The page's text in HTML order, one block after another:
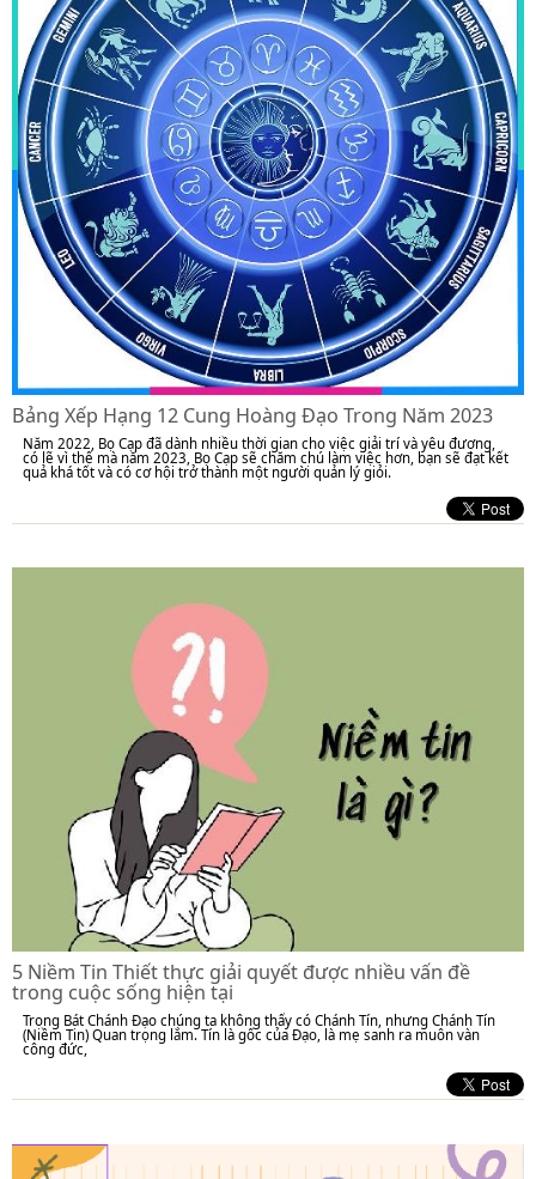
Bảng Xếp Hạng 12 Cung Hoàng Đạo Trong Năm 2023
Năm 2022, Bọ Cạp đã dành nhiều thời gian cho việc giải trí và yêu đương,
có lẽ vì thế mà năm 2023, Bọ Cạp sẽ chăm chú làm việc hơn, bạn sẽ đạt kết
quả khá tốt và có cơ hội trở thành một người quản lý giỏi.
5 Niềm Tin Thiết thực giải quyết được nhiều vấn đề
trong cuộc sống hiện tại
Trong Bát Chánh Đạo chúng ta không thấy có Chánh Tín, nhưng Chánh Tín
(Niềm Tin) Quan trọng lắm. Tín là gốc của Đạo, là mẹ sanh ra muôn vàn
công đức,